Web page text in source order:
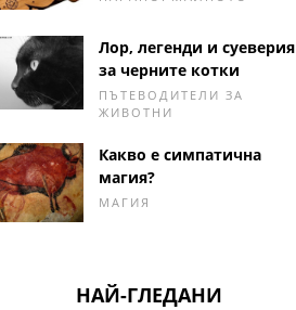
Лор, легенди и суеверия
за черните котки
ПЪТЕВОДИТЕЛИ ЗА
ЖИВОТНИ
Какво е симпатична
магия?
МАГИЯ
НАЙ-ГЛЕДАНИ